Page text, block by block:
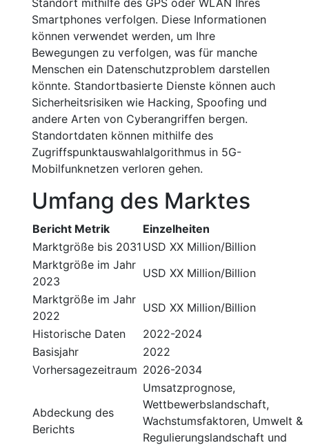
Standort mithilfe des GPS oder WLAN Ihres
Smartphones verfolgen. Diese Informationen
können verwendet werden, um Ihre
Bewegungen zu verfolgen, was für manche
Menschen ein Datenschutzproblem darstellen
könnte. Standortbasierte Dienste können auch
Sicherheitsrisiken wie Hacking, Spoofing und
andere Arten von Cyberangriffen bergen.
Standortdaten können mithilfe des
Zugriffspunktauswahlalgorithmus in 5G-
Mobilfunknetzen verloren gehen.
Umfang des Marktes
Bericht Metrik
Einzelheiten
Marktgröße bis 2031 USD XX Million/Billion
Marktgröße im Jahr
2023
USD XX Million/Billion
Marktgröße im Jahr
2022
USD XX Million/Billion
Historische Daten
2022-2024
Basisjahr
2022
Vorhersagezeitraum 2026-2034
Abdeckung des
Berichts
Umsatzprognose,
Wettbewerbslandschaft,
Wachstumsfaktoren, Umwelt &
Regulierungslandschaft und